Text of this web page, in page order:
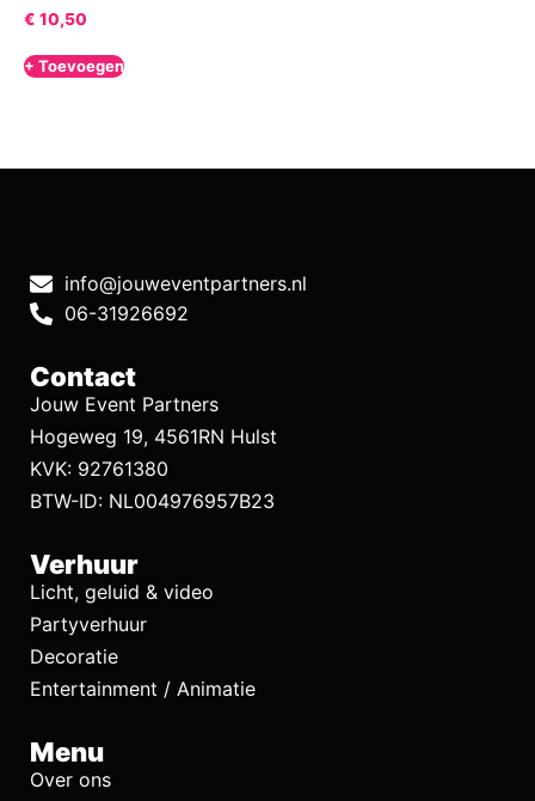
€ 10,50
+ Toevoegen
info@jouweventpartners.nl
06-31926692
Contact
Jouw Event Partners
Hogeweg 19, 4561RN Hulst
KVK: 92761380
BTW-ID: NL004976957B23
Verhuur
Licht, geluid & video
Partyverhuur
Decoratie
Entertainment / Animatie
Menu
Over ons